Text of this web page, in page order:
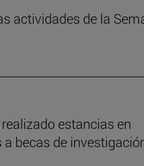
actividades de la
estancias en
becas de